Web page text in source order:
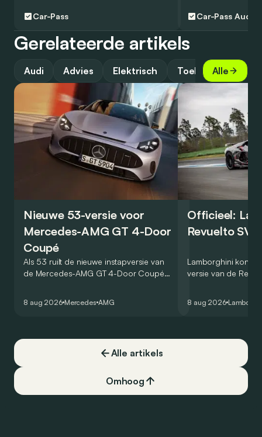
Car-Pass Car-Pass Audi
Gerelateerde artikels
Audi Advies Elektrisch Toekomst
Alle
Nieuwe 53-versie voor
Mercedes-AMG GT 4-Door
Coupé
Als 53 ruilt de nieuwe instapversie van
de Mercedes-AMG GT 4-Door Coupé
8 aug 2026 Mercedes AMG
Officieel:
Revuelto SV
Lamborghini
versie van de
een record voor
8 aug 2026
Alle artikels
Omhoog